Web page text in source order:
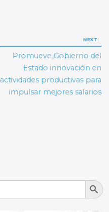
NEXT:
Promueve Gobierno del
Estado innovación en
actividades productivas para
impulsar mejores salarios
Search